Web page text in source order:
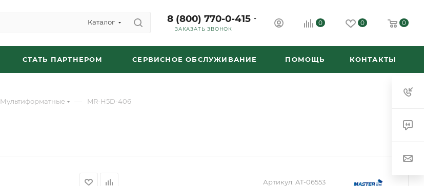
Каталог 8 (800) 770-0-415
ЗАКАЗАТЬ ЗВОНОК
0 0 0
СТАТЬ ПАРТНЕРОМ СЕРВИСНОЕ ОБСЛУЖИВАНИЕ ПОМОЩЬ КОНТАКТЫ
Мультиформатные — MR-H5D-406
Артикул: AT-06553